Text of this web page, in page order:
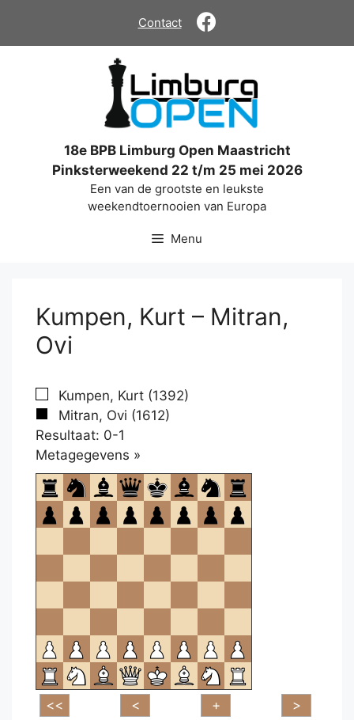
de
Contact
18e BPB Limburg Open Maastricht
Pinksterweekend 22 t/m 25 mei 2026
Een van de grootste en leukste
weekendtoernooien van Europa
Menu
Kumpen, Kurt – Mitran,
Ovi
Kumpen, Kurt (1392)
Mitran, Ovi (1612)
Resultaat: 0-1
Metagegevens »
om
te
openen.